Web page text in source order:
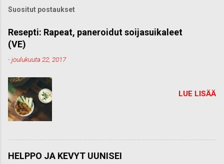
o
m
e
n
t
Suositut postaukset
Resepti: Rapeat, paneroidut soijasuikaleet
(VE)
-joulukuuta 22, 2017
LUE LISÄÄ
HELPPO JA KEVYT UUNISEI